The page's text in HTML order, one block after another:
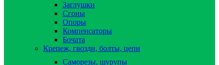
Заглушки
Сгоны
Опоры
Компенсаторы
Бочата
Крепеж, гвозди, болты, цепи
Саморезы, шурупы